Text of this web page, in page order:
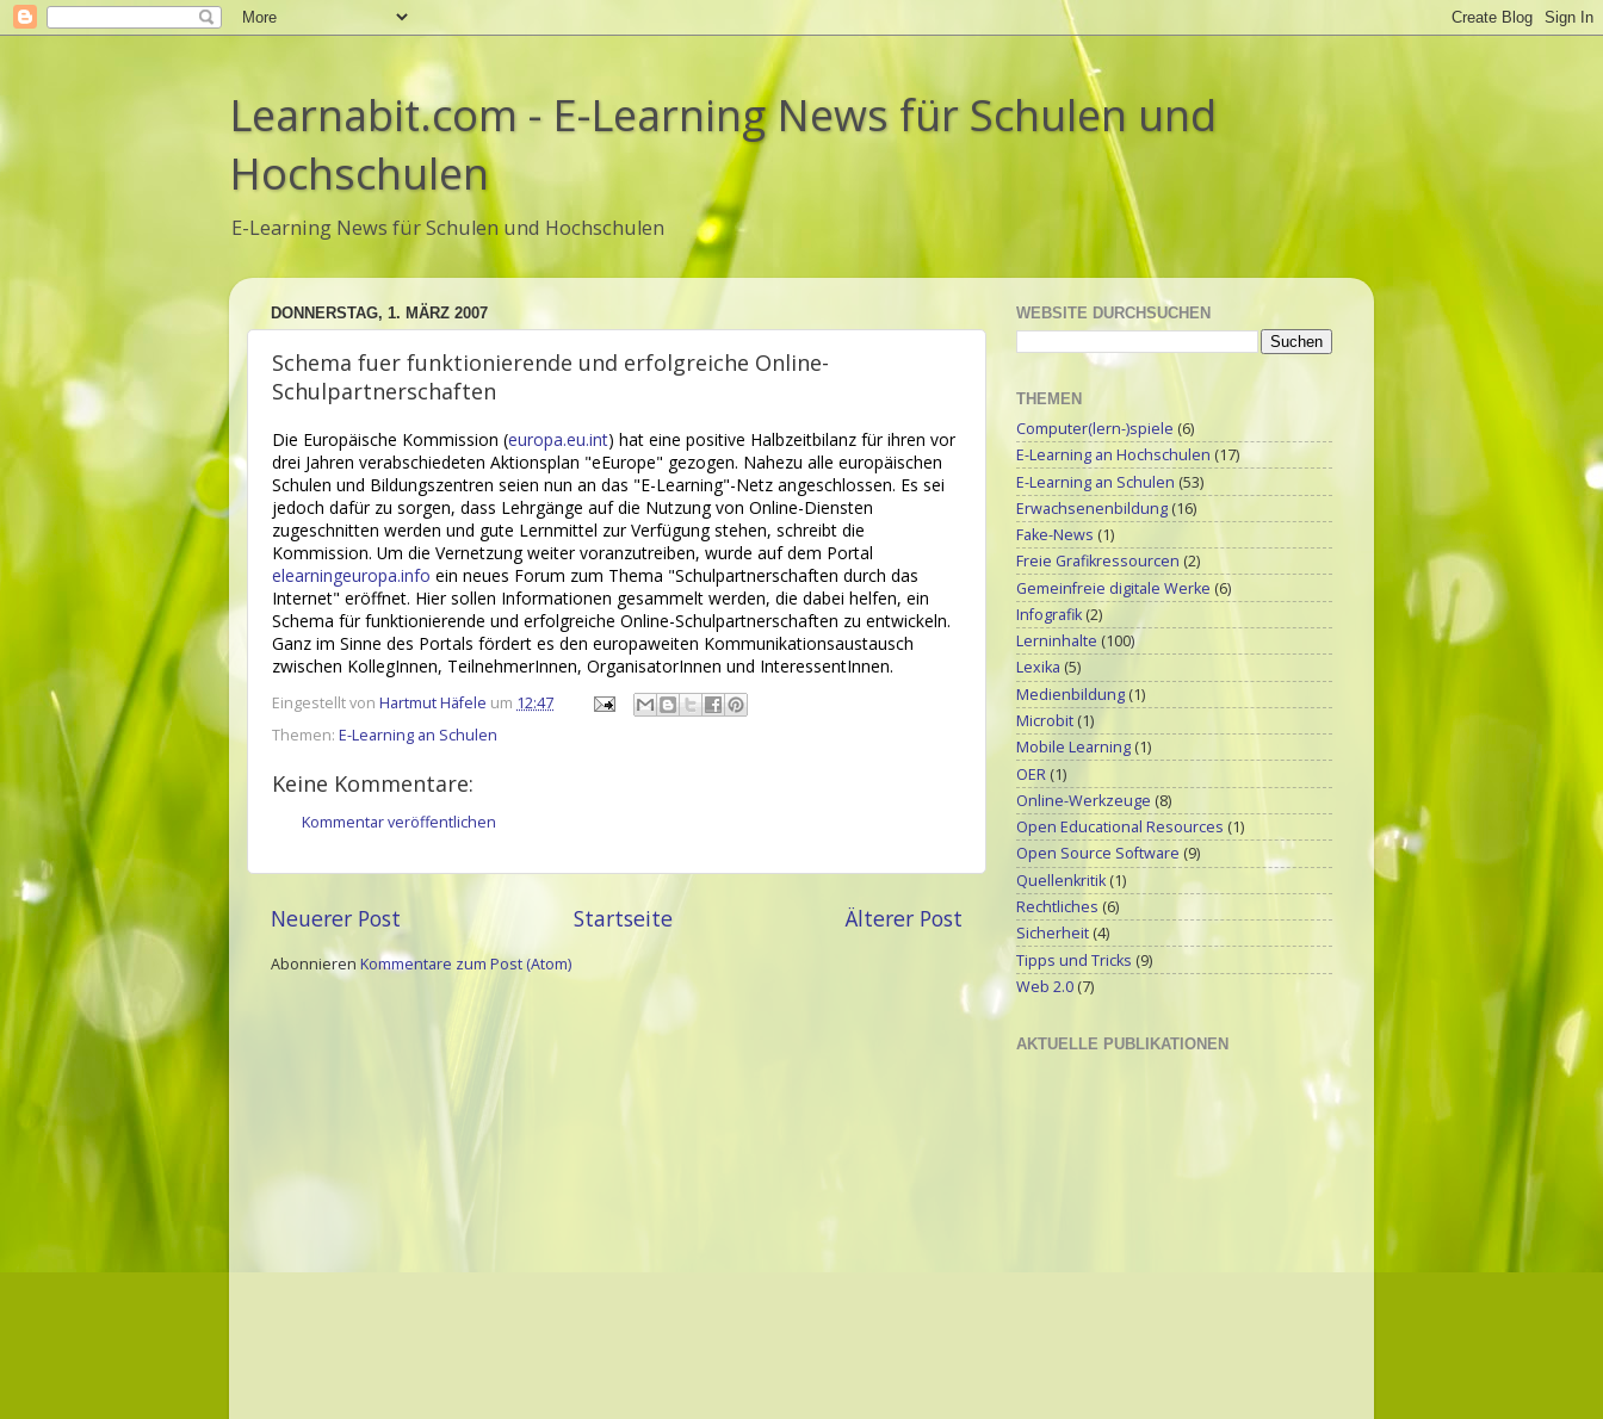
Learnabit.com - E-Learning News für Schulen und
Hochschulen
E-Learning News für Schulen und Hochschulen
DONNERSTAG, 1. MÄRZ 2007
Schema fuer funktionierende und erfolgreiche Online-
Schulpartnerschaften
Die Europäische Kommission (europa.eu.int) hat eine positive Halbzeitbilanz für ihren vor
drei Jahren verabschiedeten Aktionsplan "eEurope" gezogen. Nahezu alle europäischen
Schulen und Bildungszentren seien nun an das "E-Learning"-Netz angeschlossen. Es sei
jedoch dafür zu sorgen, dass Lehrgänge auf die Nutzung von Online-Diensten
zugeschnitten werden und gute Lernmittel zur Verfügung stehen, schreibt die
Kommission. Um die Vernetzung weiter voranzutreiben, wurde auf dem Portal
elearningeuropa.info ein neues Forum zum Thema "Schulpartnerschaften durch das
Internet" eröffnet. Hier sollen Informationen gesammelt werden, die dabei helfen, ein
Schema für funktionierende und erfolgreiche Online-Schulpartnerschaften zu entwickeln.
Ganz im Sinne des Portals fördert es den europaweiten Kommunikationsaustausch
zwischen KollegInnen, TeilnehmerInnen, OrganisatorInnen und InteressentInnen.
Eingestellt von Hartmut Häfele um 12:47
Themen: E-Learning an Schulen
Keine Kommentare:
Kommentar veröffentlichen
Neuerer Post Älterer Post
Startseite
Abonnieren Kommentare zum Post (Atom)
WEBSITE DURCHSUCHEN
THEMEN
Computer(lern-)spiele (6)
E-Learning an Hochschulen (17)
E-Learning an Schulen (53)
Erwachsenenbildung (16)
Fake-News (1)
Freie Grafikressourcen (2)
Gemeinfreie digitale Werke (6)
Infografik (2)
Lerninhalte (100)
Lexika (5)
Medienbildung (1)
Microbit (1)
Mobile Learning (1)
OER (1)
Online-Werkzeuge (8)
Open Educational Resources (1)
Open Source Software (9)
Quellenkritik (1)
Rechtliches (6)
Sicherheit (4)
Tipps und Tricks (9)
Web 2.0 (7)
AKTUELLE PUBLIKATIONEN